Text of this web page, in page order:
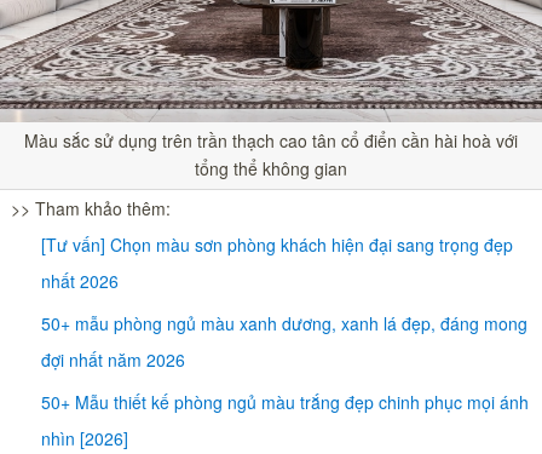
Màu sắc sử dụng trên trần thạch cao tân cổ điển cần hài hoà với
tổng thể không gian
>> Tham khảo thêm:
[Tư vấn] Chọn màu sơn phòng khách hiện đại sang trọng đẹp
nhất 2026
50+ mẫu phòng ngủ màu xanh dương, xanh lá đẹp, đáng mong
đợi nhất năm 2026
50+ Mẫu thiết kế phòng ngủ màu trắng đẹp chinh phục mọi ánh
nhìn [2026]